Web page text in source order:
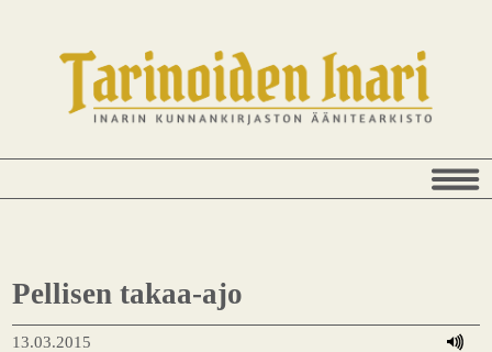
Pellisen takaa-ajo
13.03.2015